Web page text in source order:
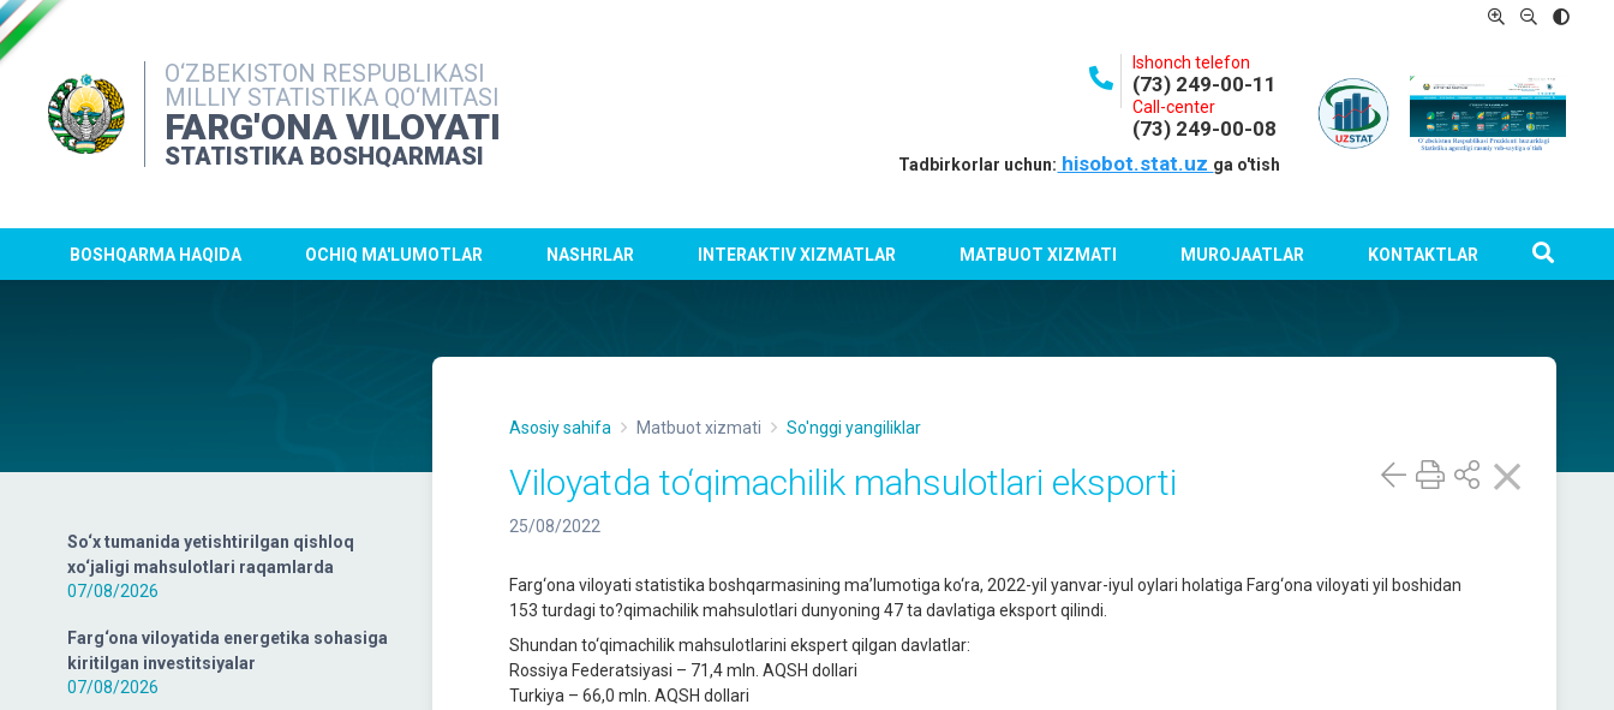
O‘ZBEKISTON RESPUBLIKASI
MILLIY STATISTIKA QO‘MITASI
FARG'ONA VILOYATI
STATISTIKA BOSHQARMASI
Ishonch telefon
(73) 249-00-11
Call-center
(73) 249-00-08
Tadbirkorlar uchun: hisobot.stat.uz ga o'tish
BOSHQARMA HAQIDA OCHIQ MA'LUMOTLAR NASHRLAR INTERAKTIV XIZMATLAR MATBUOT XIZMATI MUROJAATLAR KONTAKTLAR
So‘x tumanida yetishtirilgan qishloq
xo‘jaligi mahsulotlari raqamlarda
07/08/2026
Farg‘ona viloyatida energetika sohasiga
kiritilgan investitsiyalar
07/08/2026
Asosiy sahifa Matbuot xizmati So'nggi yangiliklar
Viloyatda to‘qimachilik mahsulotlari eksporti
25/08/2022
Farg‘ona viloyati statistika boshqarmasining ma’lumotiga ko‘ra, 2022-yil yanvar-iyul oylari holatiga Farg‘ona viloyati yil boshidan
153 turdagi to?qimachilik mahsulotlari dunyoning 47 tа davlatiga eksport qilindi.
Shundan to‘qimachilik mahsulotlarini ekspert qilgan davlatlar:
Rossiya Federatsiyasi – 71,4 mln. AQSH dollari
Turkiya – 66,0 mln. AQSH dollari